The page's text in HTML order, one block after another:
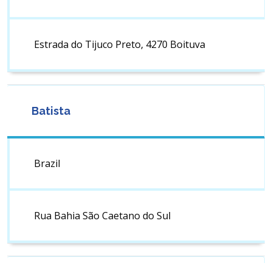
Estrada do Tijuco Preto, 4270 Boituva
Batista
Brazil
Rua Bahia São Caetano do Sul